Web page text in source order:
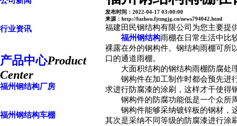
行业资讯
产品中心Product
Center
福州钢结构厂房
福州钢结构车棚
发布时间：2022-04-17 03:00:00
来源：http://fuzhou.fjtmgjg.cn/news794042.html
福建田民钢结构有限公司为您主要提
福州钢结构雨棚在日常生活中比
裸露在外的钢构件。钢结构雨棚可所
口的通道雨棚。
大面积结构的钢结构雨棚防腐处理
钢构件在加工制作时都会预先进行
求进行防腐漆的涂刷，这样才干使得
钢构件的防腐功能低是一个众所周
钢构件能够采纳镀锌板的钢材，这
其次是采纳不同等级的防腐漆进行涂